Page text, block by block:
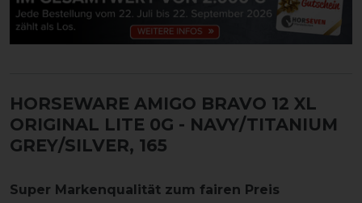
HORSEWARE AMIGO BRAVO 12 XL
ORIGINAL LITE 0G - NAVY/TITANIUM
GREY/SILVER, 165
Super Markenqualität zum fairen Preis